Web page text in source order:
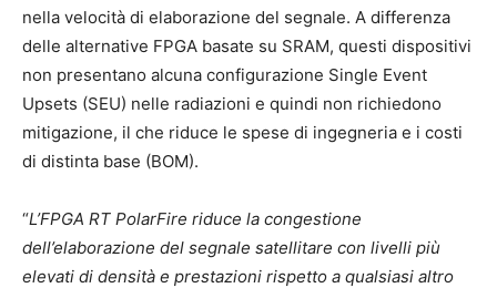
nella velocità di elaborazione del segnale. A differenza
delle alternative FPGA basate su SRAM, questi dispositivi
non presentano alcuna configurazione Single Event
Upsets (SEU) nelle radiazioni e quindi non richiedono
mitigazione, il che riduce le spese di ingegneria e i costi
di distinta base (BOM).
“L’FPGA RT PolarFire riduce la congestione
dell’elaborazione del segnale satellitare con livelli più
elevati di densità e prestazioni rispetto a qualsiasi altro